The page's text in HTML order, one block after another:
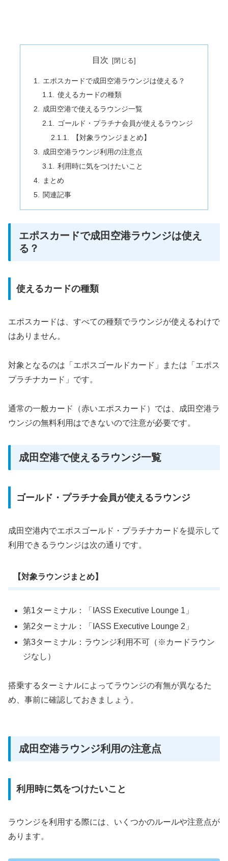
目次
エポスカードで成田空港ラウンジは使える？
使えるカードの種類
成田空港で使えるラウンジ一覧
ゴールド・プラチナ会員が使えるラウンジ
【対象ラウンジまとめ】
成田空港ラウンジ利用の注意点
利用時に気をつけたいこと
まとめ
関連記事
エポスカードで成田空港ラウンジは使え
る？
使えるカードの種類
エポスカードは、すべての種類でラウンジが使えるわけで
はありません。
対象となるのは「エポスゴールドカード」または「エポス
プラチナカード」です。
通常の一般カード（赤いエポスカード）では、成田空港ラ
ウンジの無料利用はできないので注意が必要です。
成田空港で使えるラウンジ一覧
ゴールド・プラチナ会員が使えるラウンジ
成田空港内でエポスゴールド・プラチナカードを提示して
利用できるラウンジは次の通りです。
【対象ラウンジまとめ】
第1ターミナル：「IASS Executive Lounge 1」
第2ターミナル：「IASS Executive Lounge 2」
第3ターミナル：ラウンジ利用不可（※カードラウン
ジなし）
搭乗するターミナルによってラウンジの有無が異なるた
め、事前に確認しておきましょう。
成田空港ラウンジ利用の注意点
利用時に気をつけたいこと
ラウンジを利用する際には、いくつかのルールや注意点が
あります。